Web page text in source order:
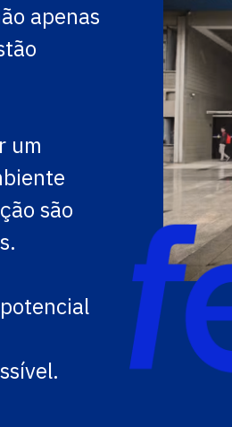
apenas
um
são